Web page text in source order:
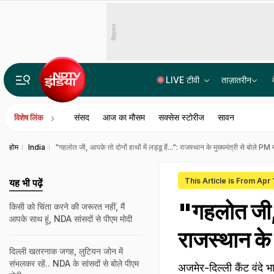
विज्ञापन
LIVE टीवी ताज़ातरीन
विशेष लिंक संसद आज का मौसम सक्सेस स्टोरीज सावन
होम India "गहलोत जी, आपके तो दोनों हाथों में लड्डू हैं...": राजस्‍थान के मुख्‍यमंत्री से बोले PM
This Article is From Apr
"गहलोत
राजस्‍थान
अजमेर-दिल्ली कैंट वंदे
यह भी पढ़ें
किसी को चिंता करने की जरूरत नहीं, मैं
आपके साथ हूं, NDA सांसदों से पीएम मोदी
दिल्ली खतरनाक जगह, लुटियन जोन में
संभलकर रहें.. NDA के सांसदों से बोले पीएम